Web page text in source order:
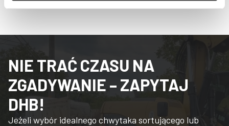
NIE TRAĆ CZASU NA
ZGADYWANIE – ZAPYTAJ
DHB!
Jeżeli wybór idealnego chwytaka sortującego lub